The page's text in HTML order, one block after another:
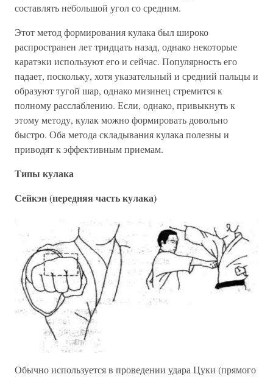
составлять небольшой угол со средним.
Этот метод формирования кулака был широко
распространен лет тридцать назад, однако некоторые
каратэки используют его и сейчас. Популярность его
падает, поскольку, хотя указательный и средний пальцы и
образуют тугой шар, однако мизинец стремится к
полному расслаблению. Если, однако, привыкнуть к
этому методу, кулак можно формировать довольно
быстро. Оба метода складывания кулака полезны и
приводят к эффективным приемам.
Типы кулака
Сейкэн (передняя часть кулака)
Обычно используется в проведении удара Цуки (прямого